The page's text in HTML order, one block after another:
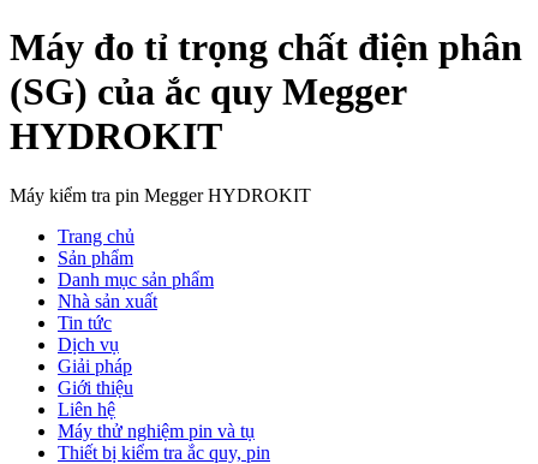
Máy đo tỉ trọng chất điện phân
(SG) của ắc quy Megger
HYDROKIT
Máy kiểm tra pin Megger HYDROKIT
Trang chủ
Sản phẩm
Danh mục sản phẩm
Nhà sản xuất
Tin tức
Dịch vụ
Giải pháp
Giới thiệu
Liên hệ
Máy thử nghiệm pin và tụ
Thiết bị kiểm tra ắc quy, pin